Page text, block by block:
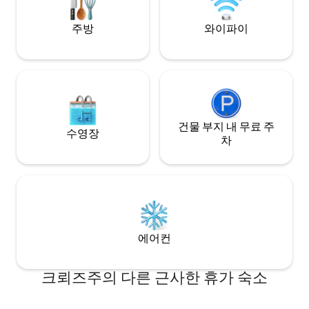
주방 와이파이
수영장
건물 부지 내 무료 주
차
에어컨
크뢰즈주의 다른 근사한 휴가 숙소